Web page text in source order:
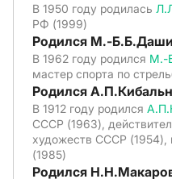
В 1950 году родилась
РФ (1999)
Родился М.-
В 1962 году родился М.-
мастер спорта по
Родился
В 1912 году родился
СССР (1963),
художеств СССР (1954),
(1985)
Родился